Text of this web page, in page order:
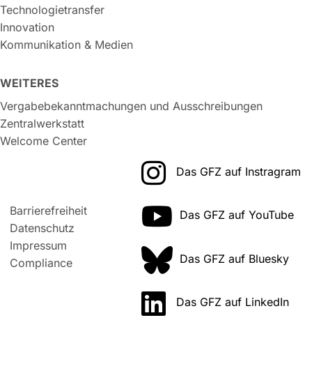
Technologietransfer
Innovation
Kommunikation & Medien
WEITERES
Vergabebekanntmachungen und Ausschreibungen
Zentralwerkstatt
Welcome Center
Barrierefreiheit
Datenschutz
Impressum
Compliance
Das GFZ auf Instragram
Das GFZ auf YouTube
Das GFZ auf Bluesky
Das GFZ auf LinkedIn